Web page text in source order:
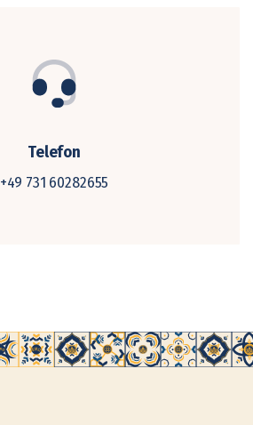
Telefon
+49 731 60282655